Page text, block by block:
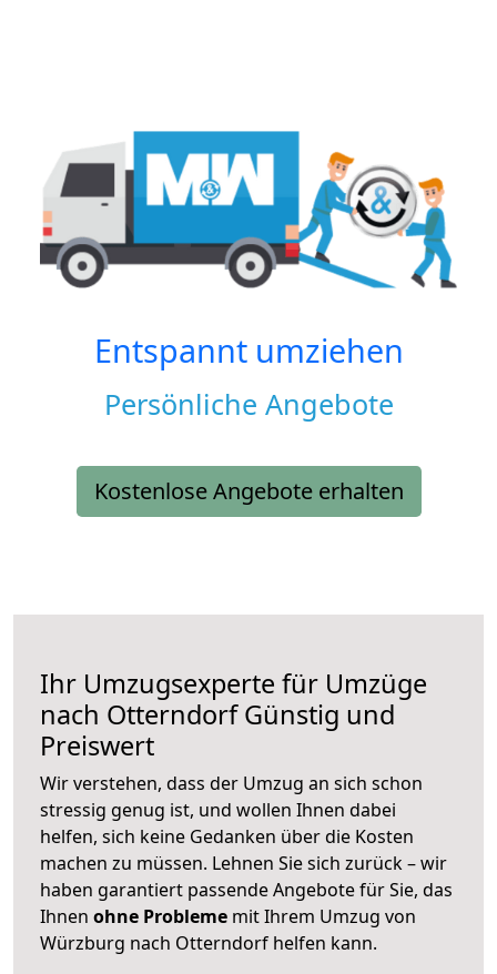
Entspannt umziehen
Persönliche Angebote
Kostenlose Angebote erhalten
Ihr Umzugsexperte für Umzüge
nach OtterndorfGünstig und
Preiswert
Wir verstehen, dass der Umzug an sich schon
stressig genug ist, und wollen Ihnen dabei
helfen, sich keine Gedanken über die Kosten
machen zu müssen. Lehnen Sie sich zurück – wir
haben garantiert passende Angebote für Sie, das
Ihnen ohne Probleme mit Ihrem Umzug von
Würzburg nach Otterndorf helfen kann.